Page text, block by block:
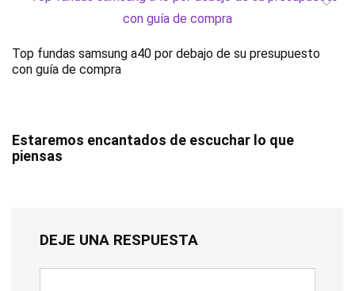
Top fundas samsung a40 por debajo de su presupuesto
con guía de compra
Estaremos encantados de escuchar lo que
piensas
DEJE UNA RESPUESTA